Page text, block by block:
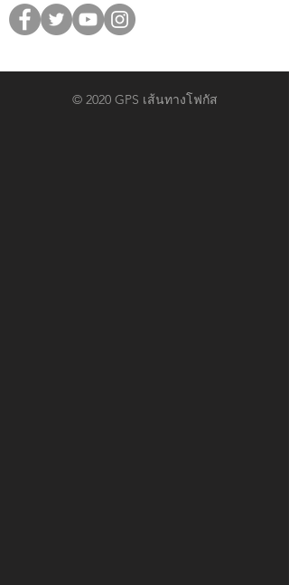
© 2020 GPS เส้นทางโฟกัส